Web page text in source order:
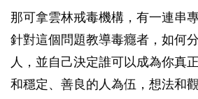
那可拿雲林戒毒機構，有一連串
針對這個問題教導毒癮者，如何
人，並自己決定誰可以成為你真
和穩定、善良的人為伍，想法和